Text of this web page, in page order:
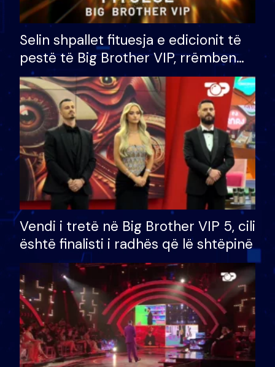
Selin shpallet fituesja e edicionit të
pestë të Big Brother VIP, rrëmben
çmimin e madh prej 100 mijë eurosh
Vendi i tretë në Big Brother VIP 5, cili
është finalisti i radhës që lë shtëpinë